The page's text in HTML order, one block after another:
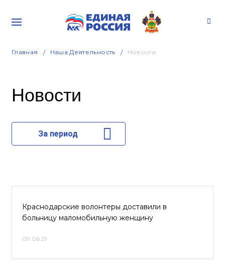
Главная Наша Деятельность Новости
Новости
За период
Краснодарские волонтеры доставили в
больницу маломобильную женщину
09.06.21